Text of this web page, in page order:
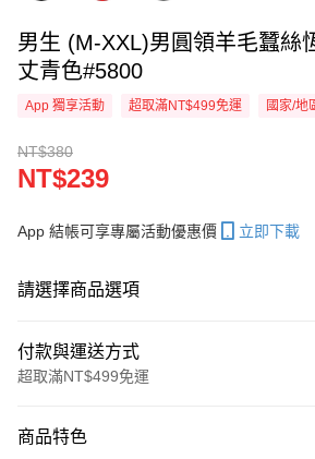
男生 (M-XXL)男圓領羊毛蠶絲
丈青色#5800
App 獨享活動 超取滿NT$499免運 國家/地
NT$380
NT$239
App 結帳可享專屬活動優惠價 立即下載
請選擇商品選項
付款與運送方式
超取滿NT$499免運
信用卡一次付款
商品特色